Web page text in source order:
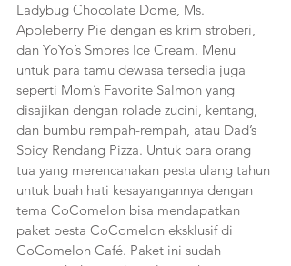
Ladybug Chocolate Dome, Ms.
Appleberry Pie dengan es krim stroberi,
dan YoYo’s Smores Ice Cream. Menu
untuk para tamu dewasa tersedia juga
seperti Mom’s Favorite Salmon yang
disajikan dengan rolade zucini, kentang,
dan bumbu rempah-rempah, atau Dad’s
Spicy Rendang Pizza. Untuk para orang
tua yang merencanakan pesta ulang tahun
untuk buah hati kesayangannya dengan
tema CoComelon bisa mendapatkan
paket pesta CoComelon eksklusif di
CoComelon Café. Paket ini sudah